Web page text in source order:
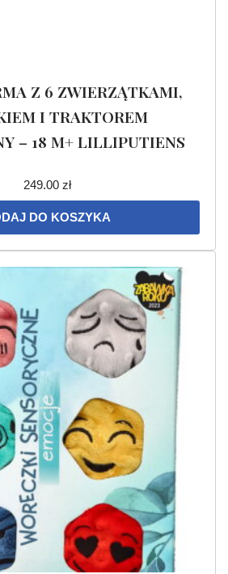
Z 6 ZWIERZĄTKAMI,
I TRAKTOREM
– 18 M+ LILLIPUTIENS
249.00 zł
DO KOSZYKA